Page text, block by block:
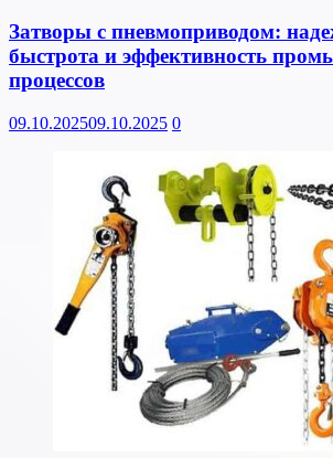
Затворы с пневмоприводом:
быстрота и эффективность
процессов
09.10.202509.10.2025 0